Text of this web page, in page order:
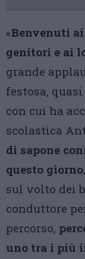
«Benvenuti
genitori e ai
grande
festosa,
con cui ha
scolastica
di sapone
questo giorno
sul volto dei
conduttore
percorso,
uno tra i più